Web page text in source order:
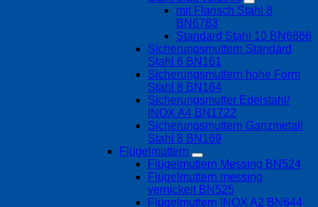
mit Flansch Stahl 8
BN6783
Standard Stahl 10 BN6866
Sicherungsmuttern Standard
Stahl 6 BN161
Sicherungsmuttern hohe Form
Stahl 8 BN164
Sicherungsmutter Edelstahl/
INOX A4 BN1722
Sicherungsmuttern Ganzmetall
Stahl 8 BN169
Flügelmuttern
Flügelmuttern Messing BN524
Flügelmuttern messing
vernickelt BN525
Flügelmuttern INOX A2 BN644